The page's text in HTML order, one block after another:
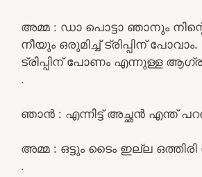
അമ്മ : ഡാ പൊട്ടാ ഞാനും
നീയും ഒരുമിച്ച് ട്രിപ്പിന് പോവാം.
ട്രിപ്പിന് പോണം എന്നുള്ള
.
ഞാൻ : എന്നിട്ട് അച്ഛൻ എന്ത്
അമ്മ : ഒട്ടും ടൈം ഇല്ല
.